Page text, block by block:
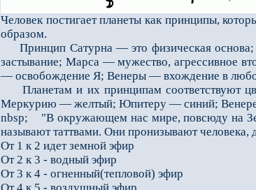
Человек постигает планеты как принципы,
образом.
Принцип Сатурна — это физическая основа;
застывание; Марса — мужество, агрессивное
— освобождение Я; Венеры — вхождение в
Планетам и их принципам соответствуют
Меркурию — желтый; Юпитеру — синий;
nbsp; "В окружающем нас мире, повсюду на
называют таттвами. Они пронизывают человека,
От 1 к 2 идет земной эфир
От 2 к 3 - водный эфир
От 3 к 4 - огненный(тепловой) эфир